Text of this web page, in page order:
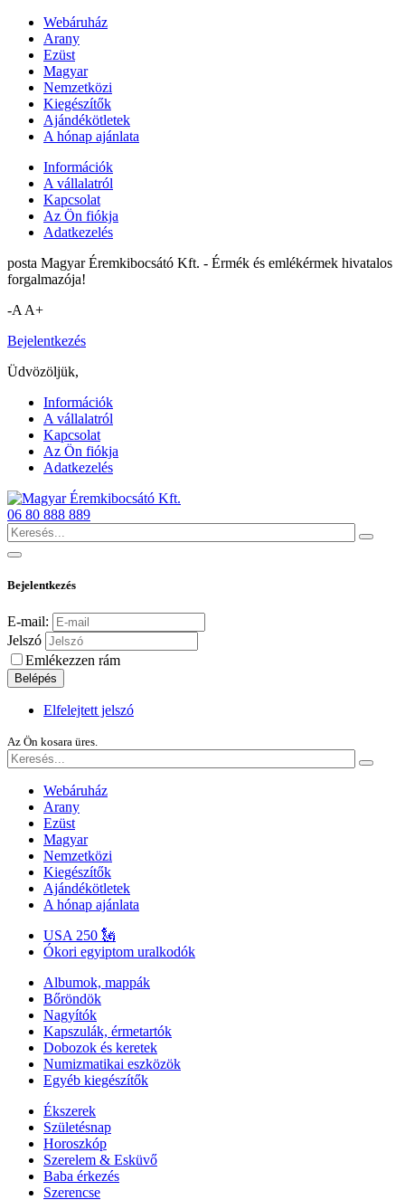
Webáruház
Arany
Ezüst
Magyar
Nemzetközi
Kiegészítők
Ajándékötletek
A hónap ajánlata
Információk
A vállalatról
Kapcsolat
Az Ön fiókja
Adatkezelés
posta Magyar Éremkibocsátó Kft. - Érmék és emlékérmek hivatalos
forgalmazója!
-A A+
Bejelentkezés
Üdvözöljük,
Információk
A vállalatról
Kapcsolat
Az Ön fiókja
Adatkezelés
06 80 888 889
Bejelentkezés
E-mail:
Jelszó
Emlékezzen rám
Belépés
Elfelejtett jelszó
Az Ön kosara üres.
Webáruház
Arany
Ezüst
Magyar
Nemzetközi
Kiegészítők
Ajándékötletek
A hónap ajánlata
USA 250 🗽
Ókori egyiptom uralkodók
Albumok, mappák
Bőröndök
Nagyítók
Kapszulák, érmetartók
Dobozok és keretek
Numizmatikai eszközök
Egyéb kiegészítők
Ékszerek
Születésnap
Horoszkóp
Szerelem & Esküvő
Baba érkezés
Szerencse